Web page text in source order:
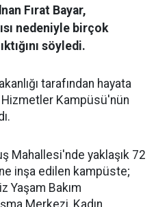
Fırat Bayar,
nedeniyle birçok
söyledi.
tarafından hayata
Kampüsü'nün
Mahallesi'nde yaklaşık 72
inşa edilen kampüste;
Yaşam Bakım